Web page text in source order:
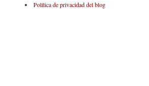
Política de privacidad del blog